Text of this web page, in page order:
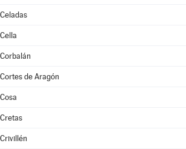
Celadas
Cella
Corbalán
Cortes de Aragón
Cosa
Cretas
Crivillén